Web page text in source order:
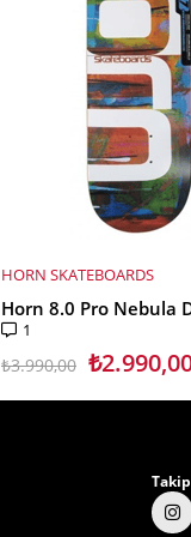
SEPETE EKLE
HORN SKATEBOARDS
1
₺3.990,00